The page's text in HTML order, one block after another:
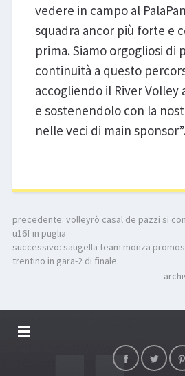
vedere in campo al
squadra ancor più forte e
prima. Siamo orgogliosi di
continuità a questo
accogliendo il River Volley
e sostenendolo con la
nelle veci di main
precedente: volleyrò casal de pazzi si
u16f in puglia
successivo: saugella team monza
trentino in gara-2 di finale
DALLARIVOLLEY SOSTIENE